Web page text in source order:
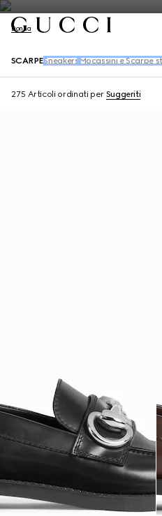
Donna
SCARPE Sneakers Mocassini e Scarpe
275 Articoli ordinati per Suggeriti